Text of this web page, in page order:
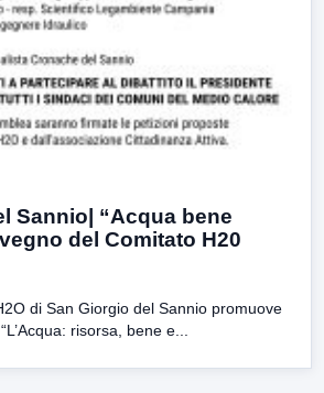
Sannio| “Acqua bene
del Comitato H20
di San Giorgio del Sannio promuove
risorsa, bene e...